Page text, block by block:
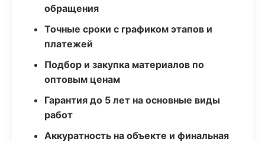
обращения
Точные сроки с графиком этапов и
платежей
Подбор и закупка материалов по
оптовым ценам
Гарантия до 5 лет на основные виды
работ
Аккуратность на объекте и финальная